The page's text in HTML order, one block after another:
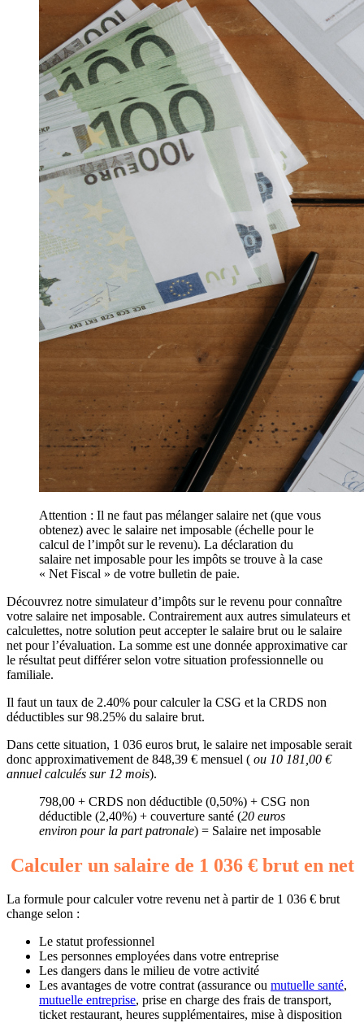
Attention : Il ne faut pas mélanger salaire net (que vous
obtenez) avec le salaire net imposable (échelle pour le
calcul de l’impôt sur le revenu). La déclaration du
salaire net imposable pour les impôts se trouve à la case
« Net Fiscal » de votre bulletin de paie.
Découvrez notre simulateur d’impôts sur le revenu pour connaître
votre salaire net imposable. Contrairement aux autres simulateurs et
calculettes, notre solution peut accepter le salaire brut ou le salaire
net pour l’évaluation. La somme est une donnée approximative car
le résultat peut différer selon votre situation professionnelle ou
familiale.
Il faut un taux de 2.40% pour calculer la CSG et la CRDS non
déductibles sur 98.25% du salaire brut.
Dans cette situation, 1 036 euros brut, le salaire net imposable serait
donc approximativement de 848,39 € mensuel ( ou 10 181,00 €
annuel calculés sur 12 mois).
798,00 + CRDS non déductible (0,50%) + CSG non
déductible (2,40%) + couverture santé (20 euros
environ pour la part patronale) = Salaire net imposable
Calculer un salaire de 1 036 € brut en net
La formule pour calculer votre revenu net à partir de 1 036 € brut
change selon :
Le statut professionnel
Les personnes employées dans votre entreprise
Les dangers dans le milieu de votre activité
Les avantages de votre contrat (assurance ou mutuelle santé,
mutuelle entreprise, prise en charge des frais de transport,
ticket restaurant, heures supplémentaires, mise à disposition